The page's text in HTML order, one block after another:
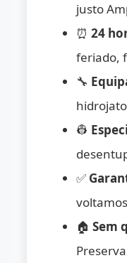
justo
⏰24
feriado,
🔧
👷
✅
🏠Sem